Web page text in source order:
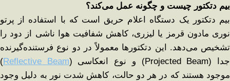
بیم دتکتور چیست و چگونه عمل می‌کند؟
بیم دتکتور یک دستگاه اعلام حریق است که با استفاده از پرتو
نوری مادون قرمز یا لیزری، کاهش شفافیت هوا ناشی از دود را
تشخیص می‌دهد. این دتکتورها معمولاً در دو نوع فرستنده‌گیرنده
جدا (Projected Beam) و نوع انعکاسی (
Reflective Beam
)
موجود هستند که در هر دو حالت، کاهش شدت نور به دلیل وجود